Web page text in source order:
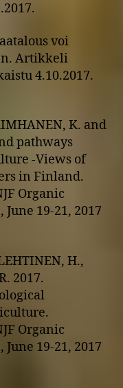
voi
Artikkeli
4.10.2017.
K. and
pathways
-Views of
in Finland.
Organic
19-21, 2017
H.,
2017.
Organic
19-21, 2017